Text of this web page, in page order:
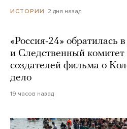
ИСТОРИИ 2 дня назад
«Россия-24» обратилась
и Следственный комитет
создателей фильма о
дело
19 часов назад